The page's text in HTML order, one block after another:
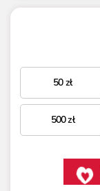
50zł
500zł